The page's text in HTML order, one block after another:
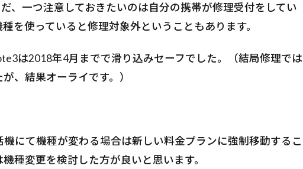
、一つ注意しておきたいのは自分の携帯が修理受付をしてい
を使っていると修理対象外ということもあります。
は2018年4月までで滑り込みセーフでした。（結局修理では
、結果オーライです。）
にて機種が変わる場合は新しい料金プランに強制移動するこ
種変更を検討した方が良いと思います。